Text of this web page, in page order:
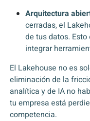
Arquitectura
cerradas, el
de tus datos. Esto
integrar
El Lakehouse no es
eliminación de la
analítica y de IA no
tu empresa está
competencia.